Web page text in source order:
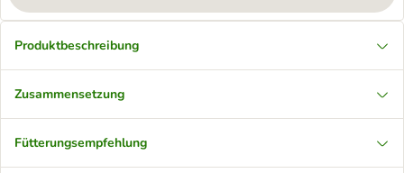
Produktbeschreibung
Zusammensetzung
Fütterungsempfehlung